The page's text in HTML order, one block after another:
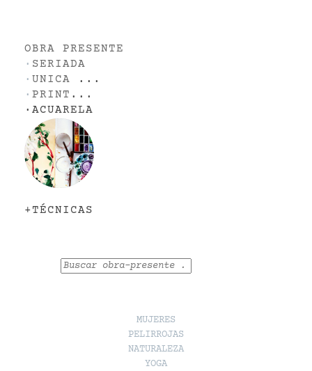
OBRA PRESENTE
· SERIADA
· UNICA ...
· PRINT ...
· ACUARELA
+TÉCNICAS
MUJERES
PELIRROJAS
NATURALEZA
YOGA